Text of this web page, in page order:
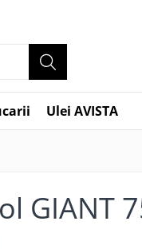
Ulei AVISTA
GIANT